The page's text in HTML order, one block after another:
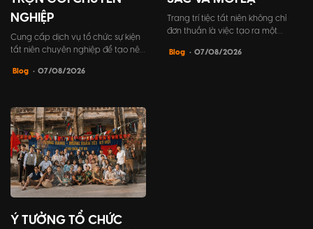
NGHIỆP
Cung cấp dịch vụ tổ chức sự kiện
tất niên chuyên nghiệp để tạo nên
buổi tiệc kết nối đồng nghiệp và
biết về cách tổ chức tất niên công
ty, từ lợi ích đến những bước tổ
chức chi tiết.
Blog • 07/08/2026
Trang trí tiệc tất niên không chỉ
đơn thuần là việc tạo ra một
mang trong mình ý nghĩa to lớn.
Blog • 07/08/2026
Ý TƯỞNG TỔ CHỨC